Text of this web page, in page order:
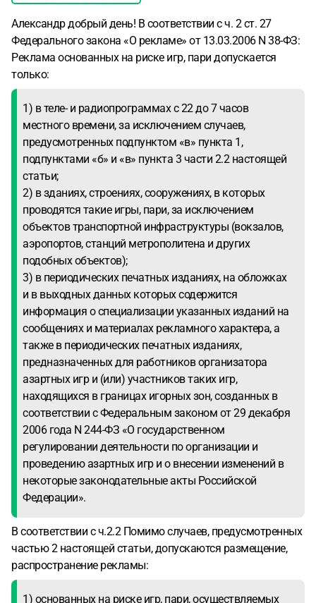
Александр добрый день! В соответствии с ч. 2 ст. 27
Федерального закона «О рекламе» от 13.03.2006 N 38-ФЗ:
Реклама основанных на риске игр, пари допускается
только:
1) в теле- и радиопрограммах с 22 до 7 часов
местного времени, за исключением случаев,
предусмотренных подпунктом «в» пункта 1,
подпунктами «б» и «в» пункта 3 части 2.2 настоящей
статьи;
2) в зданиях, строениях, сооружениях, в которых
проводятся такие игры, пари, за исключением
объектов транспортной инфраструктуры (вокзалов,
аэропортов, станций метрополитена и других
подобных объектов);
3) в периодических печатных изданиях, на обложках
и в выходных данных которых содержится
информация о специализации указанных изданий на
сообщениях и материалах рекламного характера, а
также в периодических печатных изданиях,
предназначенных для работников организатора
азартных игр и (или) участников таких игр,
находящихся в границах игорных зон, созданных в
соответствии с Федеральным законом от 29 декабря
2006 года N 244-ФЗ «О государственном
регулировании деятельности по организации и
проведению азартных игр и о внесении изменений в
некоторые законодательные акты Российской
Федерации».
В соответствии с ч.2.2 Помимо случаев, предусмотренных
частью 2 настоящей статьи, допускаются размещение,
распространение рекламы:
1) основанных на риске игр, пари, осуществляемых